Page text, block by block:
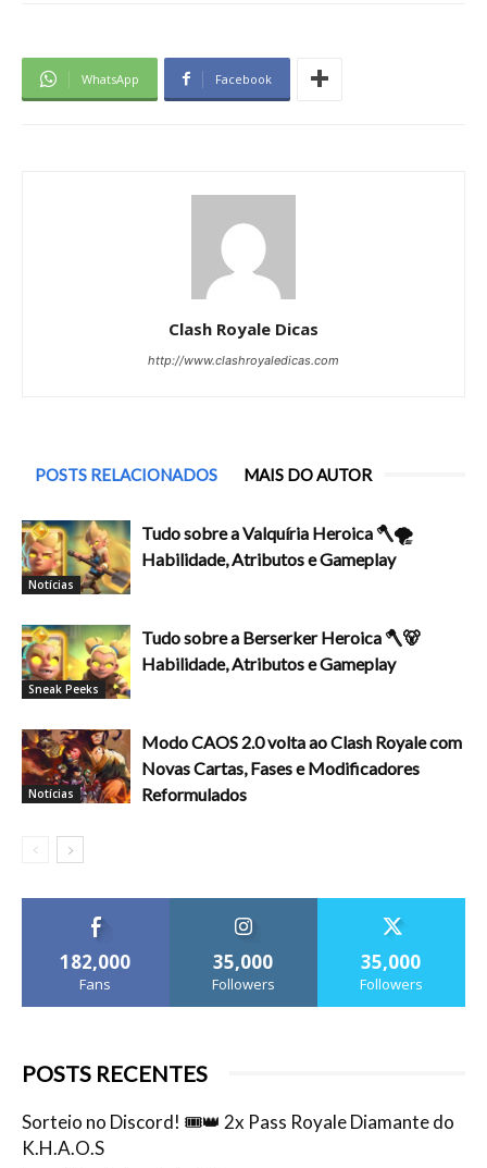
WhatsApp Facebook
Clash Royale Dicas
http://www.clashroyaledicas.com
POSTS RELACIONADOS MAIS DO AUTOR
Notícias
Tudo sobre a Valquíria Heroica 🪓🌪️
Habilidade, Atributos e Gameplay
Sneak Peeks
Tudo sobre a Berserker Heroica 🪓🐻
Habilidade, Atributos e Gameplay
Notícias
Modo CAOS 2.0 volta ao Clash Royale com
Novas Cartas, Fases e Modificadores
Reformulados
182,000
Fans
35,000
Followers
35,000
Followers
POSTS RECENTES
Sorteio no Discord! 🎟️👑 2x Pass Royale Diamante do
K.H.A.O.S